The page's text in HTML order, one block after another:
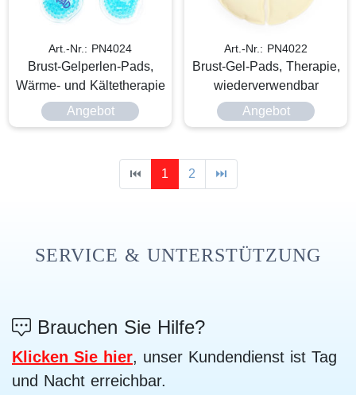
Art.-Nr.: PN4024
Brust-Gelperlen-Pads,
Wärme- und Kältetherapie
Angebot
Art.-Nr.: PN4022
Brust-Gel-Pads, Therapie,
wiederverwendbar
Angebot
⏮ 1 2 ⏭
SERVICE & UNTERSTÜTZUNG
Brauchen Sie Hilfe?
Klicken Sie hier, unser Kundendienst ist Tag
und Nacht erreichbar.